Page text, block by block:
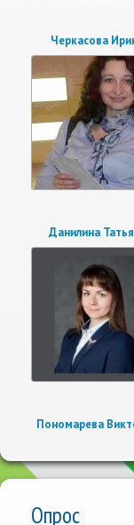
Черкасова
Данилина
Пономарева
Опрос